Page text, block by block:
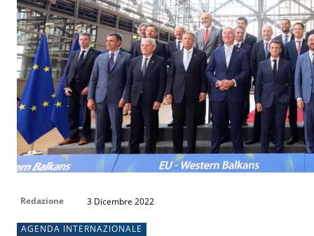
Redazione 3 Dicembre 2022
AGENDA INTERNAZIONALE